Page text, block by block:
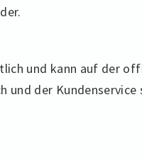
und kann auf der
der